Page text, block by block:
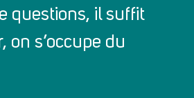
questions, il suffit
on s’occupe du